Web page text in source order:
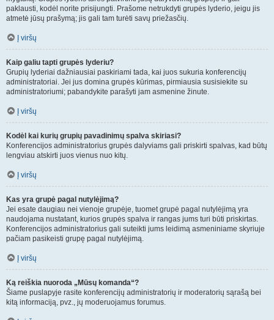
paklausti, kodėl norite prisijungti. Prašome netrukdyti grupės lyderio, jeigu jis
atmetė jūsų prašymą; jis gali tam turėti savų priežasčių.
Į viršų
Kaip galiu tapti grupės lyderiu?
Grupių lyderiai dažniausiai paskiriami tada, kai juos sukuria konferencijų
administratoriai. Jei jus domina grupės kūrimas, pirmiausia susisiekite su
administratoriumi; pabandykite parašyti jam asmenine žinute.
Į viršų
Kodėl kai kurių grupių pavadinimų spalva skiriasi?
Konferencijos administratorius grupės dalyviams gali priskirti spalvas, kad būtų
lengviau atskirti juos vienus nuo kitų.
Į viršų
Kas yra grupė pagal nutylėjimą?
Jei esate daugiau nei vienoje grupėje, tuomet grupė pagal nutylėjimą yra
naudojama nustatant, kurios grupės spalva ir rangas jums turi būti priskirtas.
Konferencijos administratorius gali suteikti jums leidimą asmeniniame skyriuje
pačiam pasikeisti grupę pagal nutylėjimą.
Į viršų
Ką reiškia nuoroda „Mūsų komanda“?
Šiame puslapyje rasite konferencijų administratorių ir moderatorių sąrašą bei
kitą informaciją, pvz., jų moderuojamus forumus.